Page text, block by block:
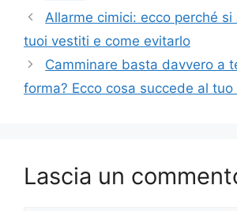
Allarme cimici: ecco perché
tuoi vestiti e come evitarlo
Camminare basta davvero a
forma? Ecco cosa succede al tuo
Lascia un